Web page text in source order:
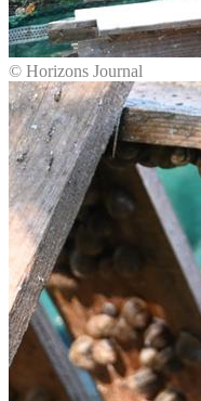
© Horizons Journal